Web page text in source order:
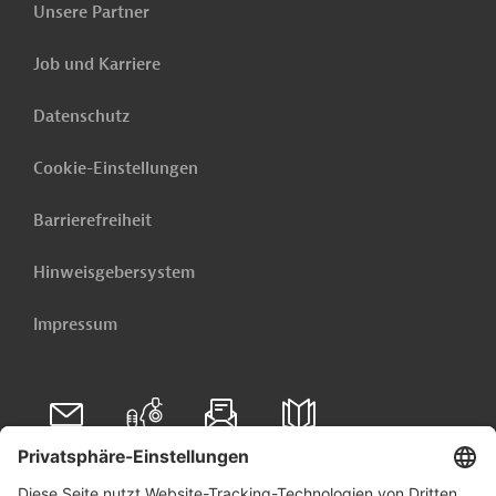
die neuesten öffentlichen Ausschreibungen und Projekte
Unsere Partner
Job und Karriere
Datenschutz
Cookie-Einstellungen
Barrierefreiheit
Hinweisgebersystem
Impressum